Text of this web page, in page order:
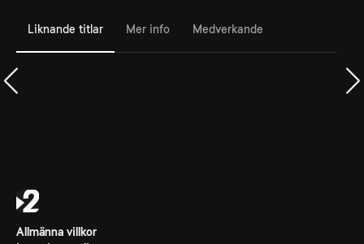
Liknande titlar Mer info Medverkande
Allmänna villkor